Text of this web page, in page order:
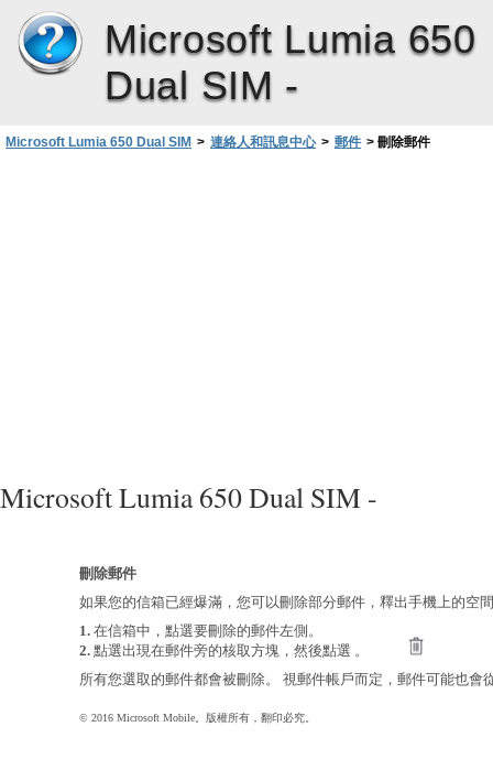
Microsoft Lumia 650
Dual SIM -
Microsoft Lumia 650 Dual SIM > 連絡人和訊息中心 > 郵件 > 刪除郵件
Microsoft Lumia 650 Dual SIM -
刪除郵件
如果您的信箱已經爆滿，您可以刪除部分郵件，釋出手機上的空
1. 在信箱中，點選要刪除的郵件左側。
2. 點選出現在郵件旁的核取方塊，然後點選 。
所有您選取的郵件都會被刪除。 視郵件帳戶而定，郵件可能也會
© 2016 Microsoft Mobile。版權所有，翻印必究。